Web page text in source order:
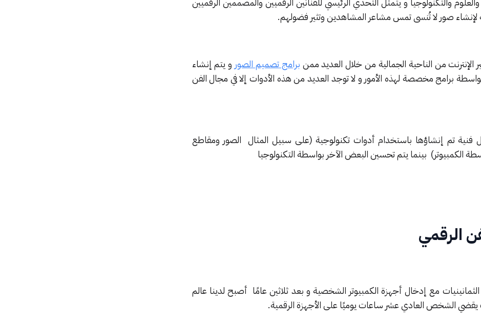
لإنشاء صور لا تُنسى تمس مشاعر المشاهدين وتثير فضولهم.
من الناحية الجمالية من خلال العديد ممن برامج تصميم الصور و يتم إنشاء
بواسطة برامج مخصصة لهذه الأمور و لا توجد العديد من هذه الأدوات إلا في مجال الفن
تم إنشاؤها باستخدام أدوات تكنولوجية (على سبيل المثال الصور ومقاطع
الكمبيوتر) بينما يتم تحسين البعض الآخر بواسطة التكنولوجيا
الرقمي
مع إدخال أجهزة الكمبيوتر الشخصية و بعد ثلاثين عامًا أصبح لدينا عالم
الشخص العادي عشر ساعات يوميًا على الأجهزة الرقمية.